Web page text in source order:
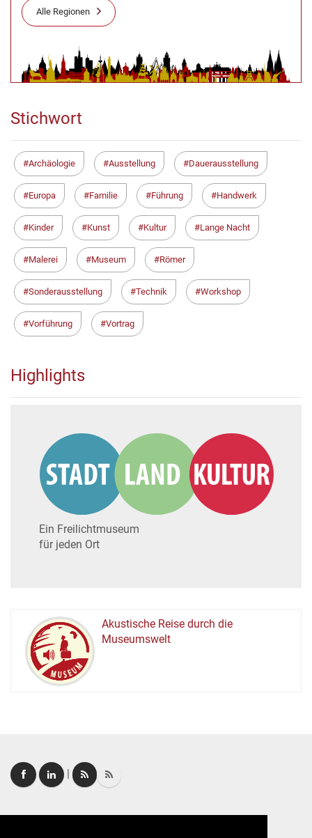
Alle Regionen
Stichwort
Archäologie Ausstellung Dauerausstellung
Europa Familie Führung Handwerk
Kinder Kunst Kultur Lange Nacht
Malerei Museum Römer
Sonderausstellung Technik Workshop
Vorführung Vortrag
Highlights
Ein Freilichtmuseum
für jeden Ort
MUSEUM
Akustische Reise durch die
Museumswelt